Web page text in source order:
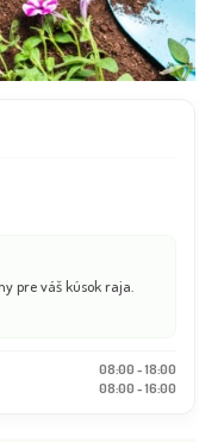
pre váš kúsok raja.
08:00 - 18:00
08:00 - 16:00